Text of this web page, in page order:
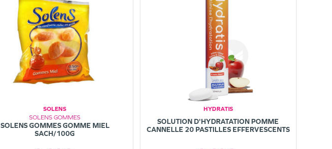
SOLENS
SOLENS GOMMES
SOLENS GOMMES GOMME MIEL
SACH/100G
HYDRATIS
SOLUTION D'HYDRATATION POMME
CANNELLE 20 PASTILLES EFFERVESCENTS